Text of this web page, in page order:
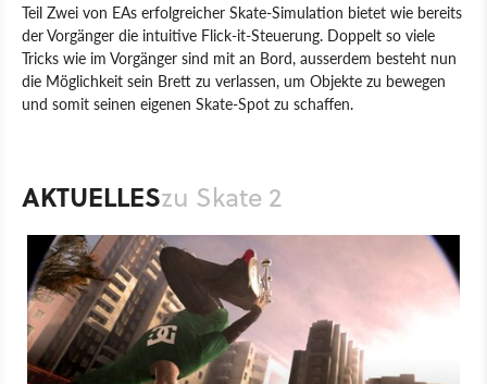
Teil Zwei von EAs erfolgreicher Skate-Simulation bietet wie bereits
der Vorgänger die intuitive Flick-it-Steuerung. Doppelt so viele
Tricks wie im Vorgänger sind mit an Bord, ausserdem besteht nun
die Möglichkeit sein Brett zu verlassen, um Objekte zu bewegen
und somit seinen eigenen Skate-Spot zu schaffen.
AKTUELLESzu Skate 2